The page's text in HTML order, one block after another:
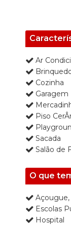
Ar
Cozinha
Garagem
Piso
Sacada
Salão de
O que
Açougue,
Escolas
Hospital